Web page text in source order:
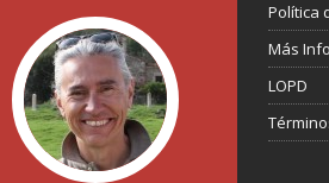
Política
Más
LOPD